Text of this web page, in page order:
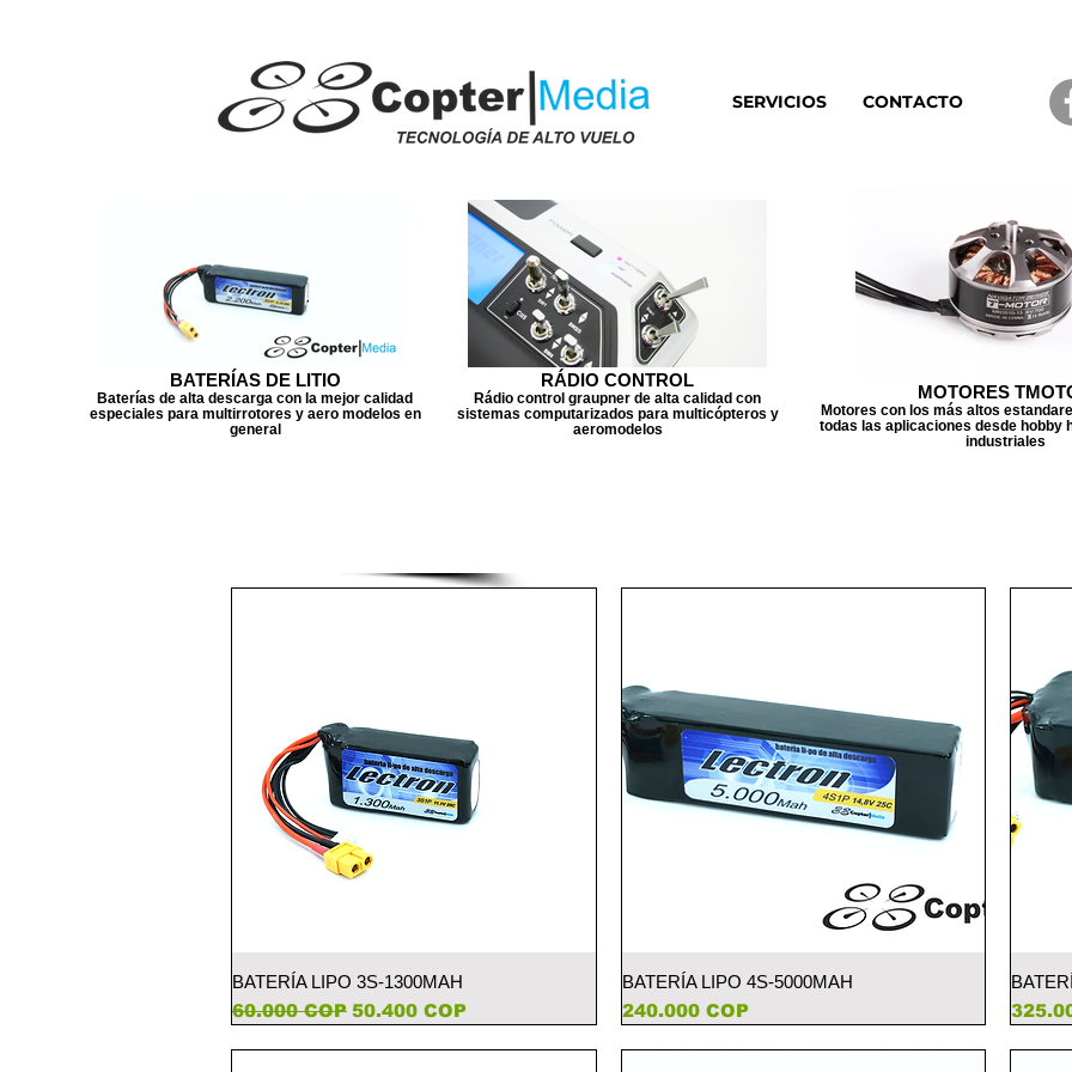
SERVICIOS CONTACTO
BATERÍAS DE LITIO
Baterías de alta descarga con la mejor calidad
especiales para multirrotores y aero modelos en
general
RÁDIO CONTROL
Rádio control graupner de alta calidad con
sistemas computarizados para multicópteros y
aeromodelos
MOTORES
Motores con los más altos
todas las aplicaciones desde hobby
industriales
Vista rápida
BATERÍA LIPO 3S-1300MAH
Precio
60.000 COP Precio de oferta
50.400 COP
Vista rápida
BATERÍA LIPO 4S-5000MAH
Precio
240.000 COP